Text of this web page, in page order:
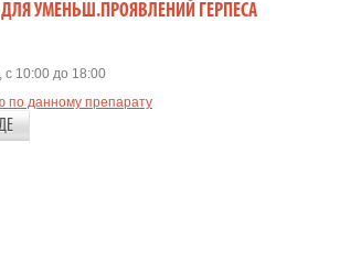
ДЛЯ УМЕНЬШ.ПРОЯВЛЕНИЙ ГЕРПЕСА
с 10:00 до 18:00
по данному препарату